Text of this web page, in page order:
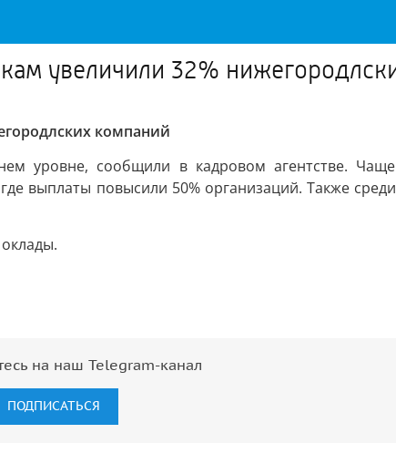
увеличили 32%
компаний
уровне, сообщили в кадровом агентстве.
выплаты повысили 50% организаций. Также
на наш Telegram-канал
ПОДПИСАТЬСЯ